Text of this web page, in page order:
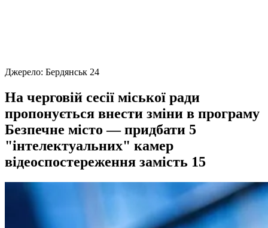
Джерело: Бердянськ 24
На черговій сесії міської ради
пропонується внести зміни в програму
Безпечне місто — придбати 5
"інтелектуальних" камер
відеоспостереження замість 15